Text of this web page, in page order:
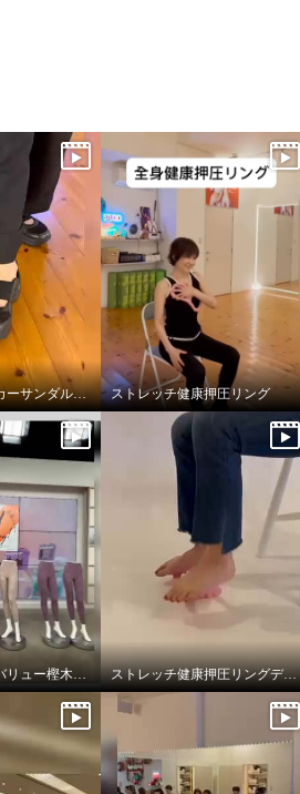
全身健康スニーカーサンダルデビューです。 ストレッチ健康押圧リング
ショップスターバリュー樫木メソッドビューティースパッツ ストレッチ健康押圧リングデビュー